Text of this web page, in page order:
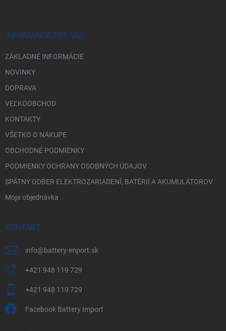
INFORMÁCIE PRE VÁS
ZÁKLADNÉ INFORMÁCIE
NOVINKY
DOPRAVA
VEĽKOOBCHOD
KONTAKTY
VŠETKO O NÁKUPE
OBCHODNÉ PODMIENKY
PODMIENKY OCHRANY OSOBNÝCH ÚDAJOV
SPÄTNÝ ODBER ELEKTROZARIADENÍ, BATÉRIÍ A AKUMULÁTOROV
Moja objednávka
KONTAKT
info@battery-import.sk
+421 948 119 729
+421 948 119 729
Facebook Battery Import